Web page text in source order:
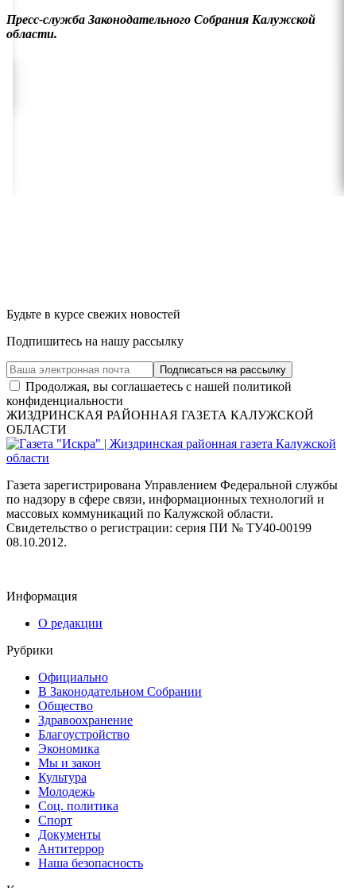
Пресс-служба Законодательного Собрания Калужской
области.
Будьте в курсе свежих новостей
Подпишитесь на нашу рассылку
Продолжая, вы соглашаетесь с нашей политикой
конфиденциальности
ЖИЗДРИНСКАЯ РАЙОННАЯ ГАЗЕТА КАЛУЖСКОЙ
ОБЛАСТИ
Газета зарегистрирована Управлением Федеральной службы
по надзору в сфере связи, информационных технологий и
массовых коммуникаций по Калужской области.
Свидетельство о регистрации: серия ПИ № ТУ40-00199
08.10.2012.
Информация
О редакции
Рубрики
Официально
В Законодательном Собрании
Общество
Здравоохранение
Благоустройство
Экономика
Мы и закон
Культура
Молодежь
Соц. политика
Спорт
Документы
Антитеррор
Наша безопасность